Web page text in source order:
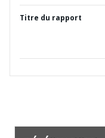
Titre du rapport